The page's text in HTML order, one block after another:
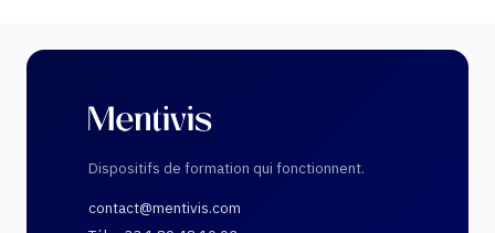
Dispositifs de formation qui fonctionnent.
contact@mentivis.com